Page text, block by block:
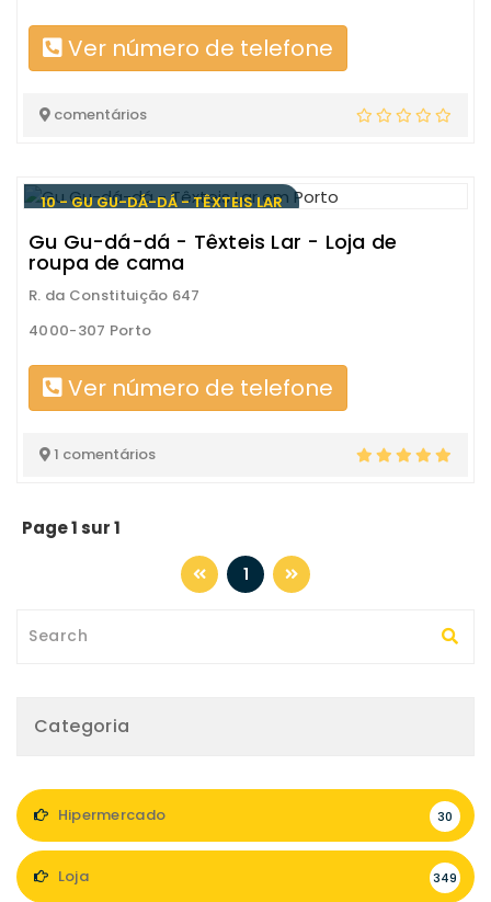
Ver número de telefone
comentários
10 - GU GU-DÁ-DÁ - TÊXTEIS LAR
Gu Gu-dá-dá - Têxteis Lar - Loja de
roupa de cama
R. da Constituição 647
4000-307 Porto
Ver número de telefone
1 comentários
Page 1 sur 1
1
Categoria
Hipermercado 30
Loja 349